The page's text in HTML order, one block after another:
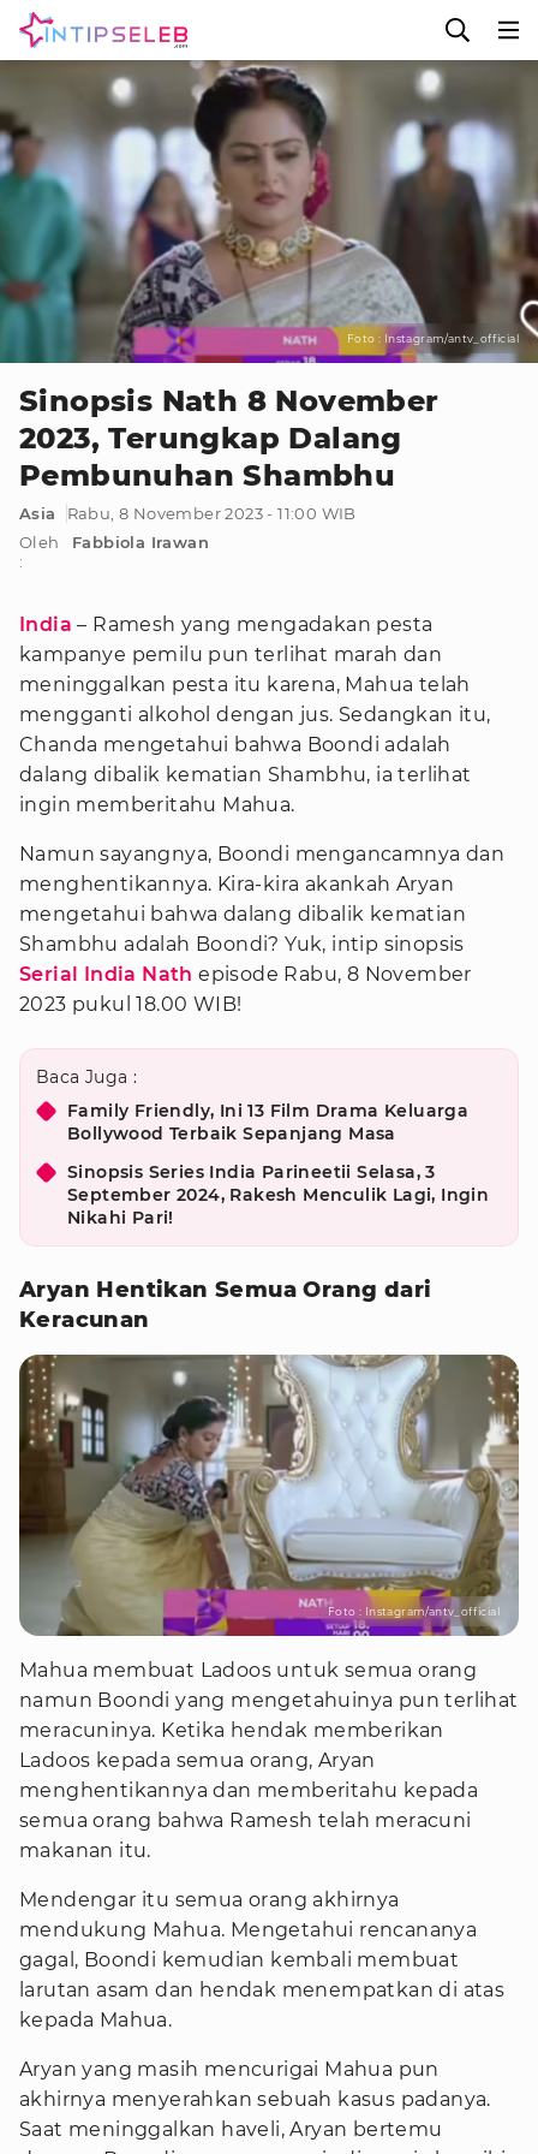
Foto : Instagram/antv_official
Sinopsis Nath 8 November
2023, Terungkap Dalang
Pembunuhan Shambhu
Asia
Rabu, 8 November 2023 - 11:00 WIB
Oleh
:
Fabbiola Irawan
India – Ramesh yang mengadakan pesta
kampanye pemilu pun terlihat marah dan
meninggalkan pesta itu karena, Mahua telah
mengganti alkohol dengan jus. Sedangkan itu,
Chanda mengetahui bahwa Boondi adalah
dalang dibalik kematian Shambhu, ia terlihat
ingin memberitahu Mahua.
Namun sayangnya, Boondi mengancamnya dan
menghentikannya. Kira-kira akankah Aryan
mengetahui bahwa dalang dibalik kematian
Shambhu adalah Boondi? Yuk, intip sinopsis
Serial India Nath episode Rabu, 8 November
2023 pukul 18.00 WIB!
Baca Juga :
Family Friendly, Ini 13 Film Drama Keluarga
Bollywood Terbaik Sepanjang Masa
Sinopsis Series India Parineetii Selasa, 3
September 2024, Rakesh Menculik Lagi, Ingin
Nikahi Pari!
Aryan Hentikan Semua Orang dari
Keracunan
Foto : Instagram/antv_official
Mahua membuat Ladoos untuk semua orang
namun Boondi yang mengetahuinya pun terlihat
meracuninya. Ketika hendak memberikan
Ladoos kepada semua orang, Aryan
menghentikannya dan memberitahu kepada
semua orang bahwa Ramesh telah meracuni
makanan itu.
Mendengar itu semua orang akhirnya
mendukung Mahua. Mengetahui rencananya
gagal, Boondi kemudian kembali membuat
larutan asam dan hendak menempatkan di atas
kepada Mahua.
Aryan yang masih mencurigai Mahua pun
akhirnya menyerahkan sebuah kasus padanya.
Saat meninggalkan haveli, Aryan bertemu